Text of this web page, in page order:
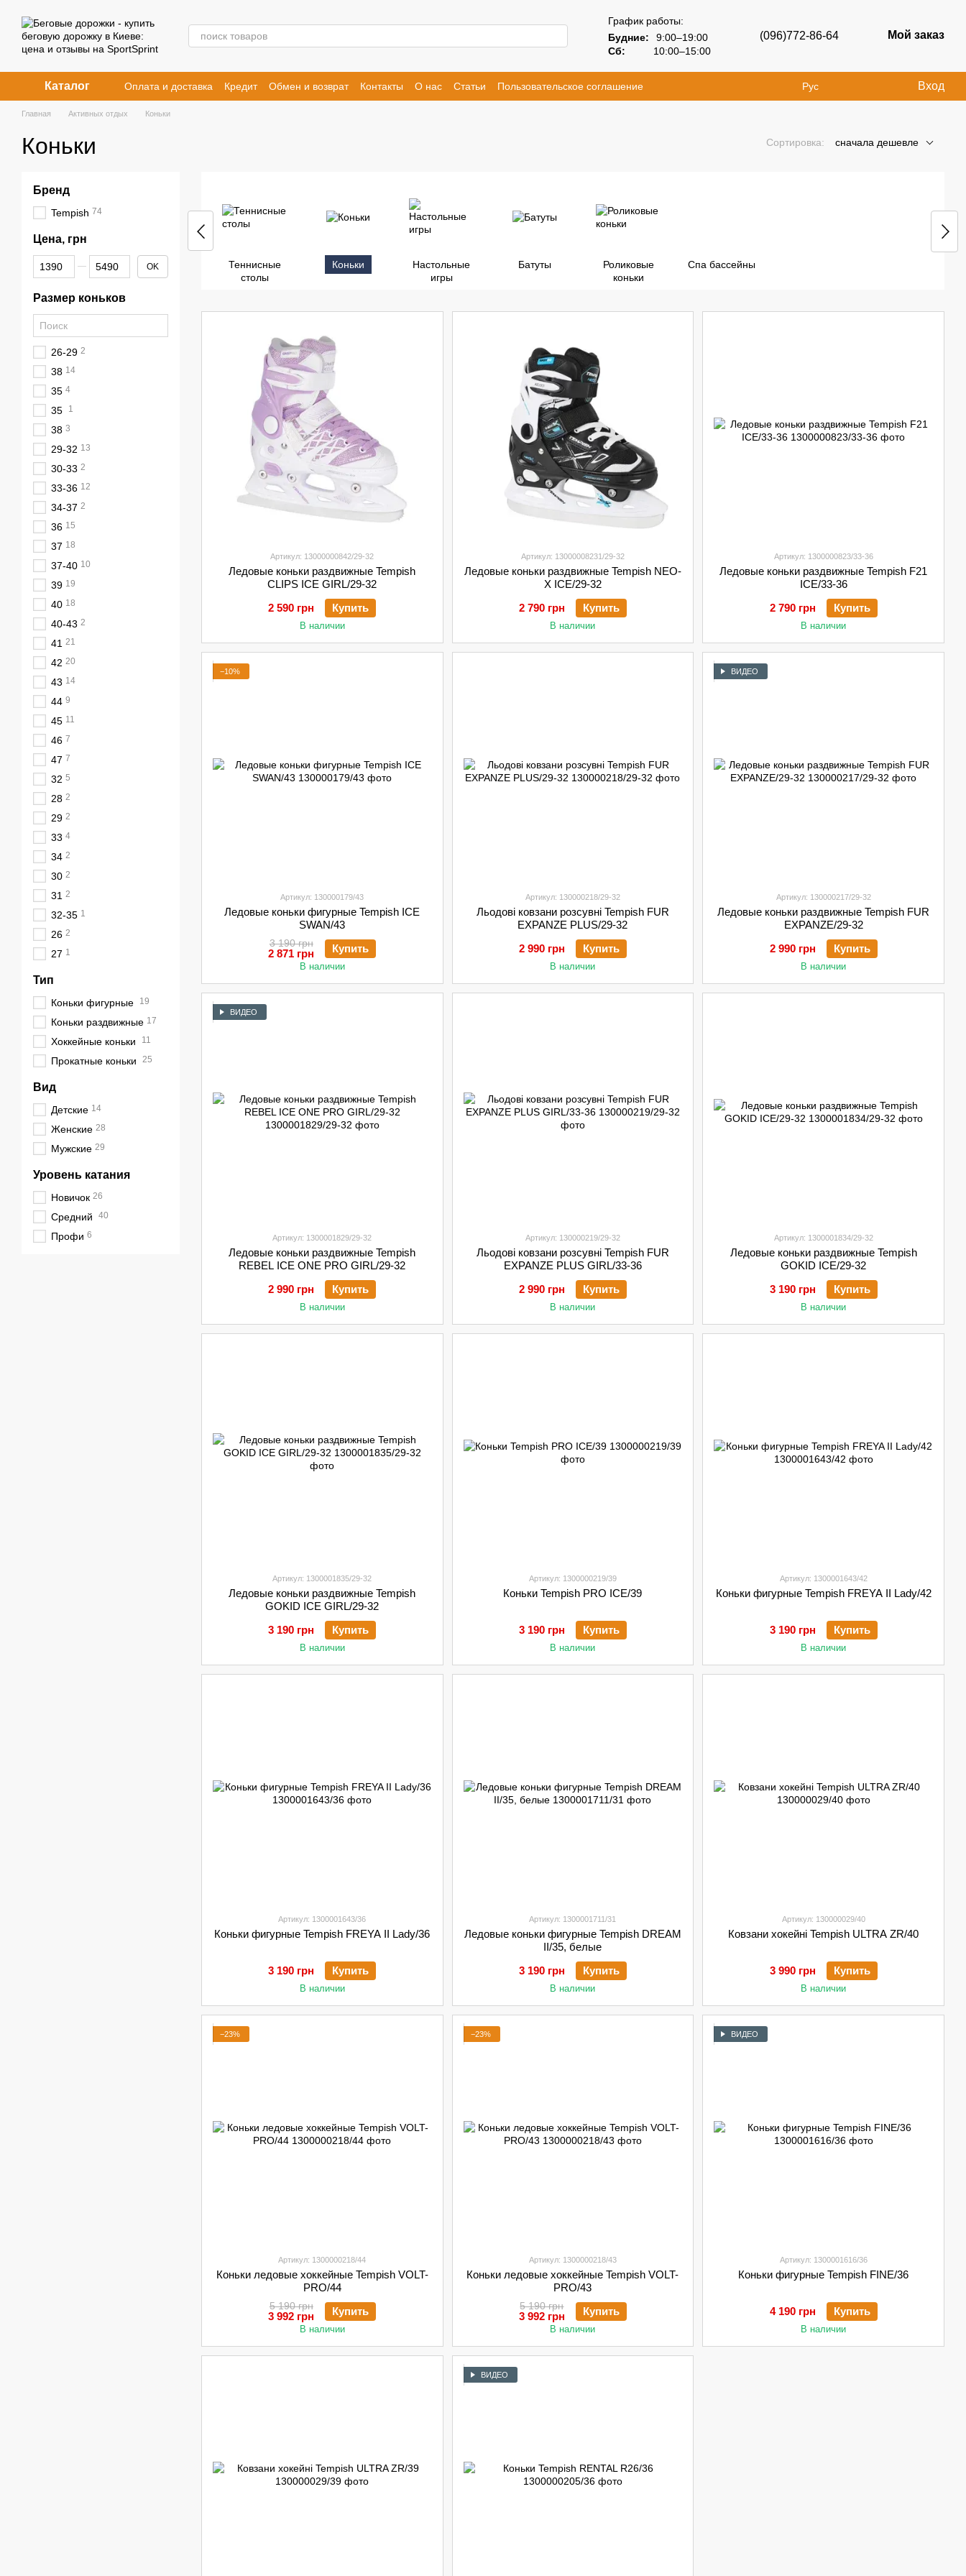
График работы:
Будние:
9:00–19:00
Сб:
10:00–15:00
(096)772-86-64 Мой заказ
Каталог Оплата и доставка Кредит Обмен и возврат Контакты О нас Статьи
Пользовательское соглашение
Договор публичной оферты
Рус Вход
Главная Активных отдых Коньки
Коньки Сортировка: сначала дешевле
Теннисные
столы
Коньки
Настольные
игры
Батуты
Роликовые
коньки
Спа бассейны
Артикул: 13000000842/29-32
Ледовые коньки раздвижные Tempish
CLIPS ICE GIRL/29-32
2 590 грн
Купить
В наличии
Артикул: 13000008231/29-32
Ледовые коньки раздвижные Tempish NEO-
X ICE/29-32
2 790 грн
Купить
В наличии
Артикул: 1300000823/33-36
Ледовые коньки раздвижные Tempish F21
ICE/33-36
2 790 грн
Купить
В наличии
−10%
Артикул: 130000179/43
Ледовые коньки фигурные Tempish ICE
SWAN/43
3 190 грн
2 871 грн Купить
В наличии
Артикул: 130000218/29-32
Льодові ковзани розсувні Tempish FUR
EXPANZE PLUS/29-32
2 990 грн
Купить
В наличии
ВИДЕО
Артикул: 130000217/29-32
Ледовые коньки раздвижные Tempish FUR
EXPANZE/29-32
2 990 грн
Купить
В наличии
ВИДЕО
Артикул: 1300001829/29-32
Ледовые коньки раздвижные Tempish
REBEL ICE ONE PRO GIRL/29-32
2 990 грн
Купить
В наличии
Артикул: 130000219/29-32
Льодові ковзани розсувні Tempish FUR
EXPANZE PLUS GIRL/33-36
2 990 грн
Купить
В наличии
Артикул: 1300001834/29-32
Ледовые коньки раздвижные Tempish
GOKID ICE/29-32
3 190 грн
Купить
В наличии
Артикул: 1300001835/29-32
Ледовые коньки раздвижные Tempish
GOKID ICE GIRL/29-32
3 190 грн
Купить
В наличии
Артикул: 1300000219/39
Коньки Tempish PRO ICE/39
3 190 грн Купить
В наличии
Артикул: 1300001643/42
Коньки фигурные Tempish FREYA II Lady/42
3 190 грн Купить
В наличии
Артикул: 1300001643/36
Коньки фигурные Tempish FREYA II Lady/36
3 190 грн Купить
В наличии
Артикул: 1300001711/31
Ледовые коньки фигурные Tempish DREAM
II/35, белые
3 190 грн
Купить
В наличии
Артикул: 130000029/40
Ковзани хокейні Tempish ULTRA ZR/40
3 990 грн Купить
В наличии
−23%
Артикул: 1300000218/44
Коньки ледовые хоккейные Tempish VOLT-
PRO/44
5 190 грн
3 992 грн Купить
В наличии
−23%
Артикул: 1300000218/43
Коньки ледовые хоккейные Tempish VOLT-
PRO/43
5 190 грн
3 992 грн Купить
В наличии
ВИДЕО
Артикул: 1300001616/36
Коньки фигурные Tempish FINE/36
4 190 грн Купить
В наличии
ВИДЕО
Бренд
Tempish 74
Цена, грн
От Цена, грн
До Цена, грн OK
Размер коньков
26-29 2
38 14
35 4
35 1
38 3
29-32 13
30-33 2
33-36 12
34-37 2
36 15
37 18
37-40 10
39 19
40 18
40-43 2
41 21
42 20
43 14
44 9
45 11
46 7
47 7
32 5
28 2
29 2
33 4
34 2
30 2
31 2
32-35 1
26 2
27 1
Тип
Коньки фигурные 19
Коньки раздвижные 17
Хоккейные коньки 11
Прокатные коньки 25
Вид
Детские 14
Женские 28
Мужские 29
Уровень катания
Новичок 26
Средний 40
Профи 6